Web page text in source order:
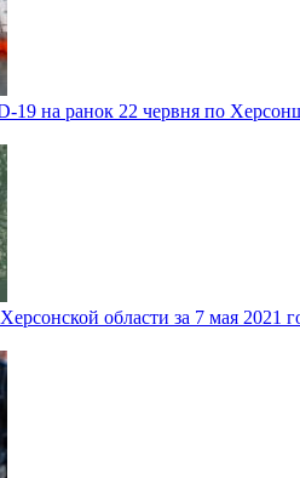
19 на ранок 22 червня по
области за 7 мая 2021